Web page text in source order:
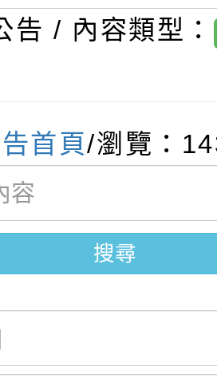
市政府政風處
競賽』實施計
果(第11招)】
1學期第7次代
11招)
果(第3招)】
1學期第9次代
3招)
/ 內容類型：
首頁/瀏覽：
搜尋